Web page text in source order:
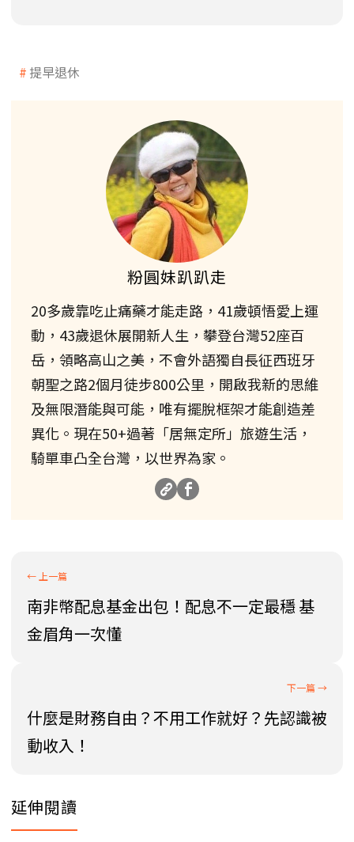
提早退休
粉圓妹趴趴走
20多歲靠吃止痛藥才能走路，41歲頓悟愛上運
動，43歲退休展開新人生，攀登台灣52座百
岳，領略高山之美，不會外語獨自長征西班牙
朝聖之路2個月徒步800公里，開啟我新的思維
及無限潛能與可能，唯有擺脫框架才能創造差
異化。現在50+過著「居無定所」旅遊生活，
騎單車凸全台灣，以世界為家。
南非幣配息基金出包！配息不一定最穩 基
金眉角一次懂
什麼是財務自由？不用工作就好？先認識被
動收入！
延伸閱讀